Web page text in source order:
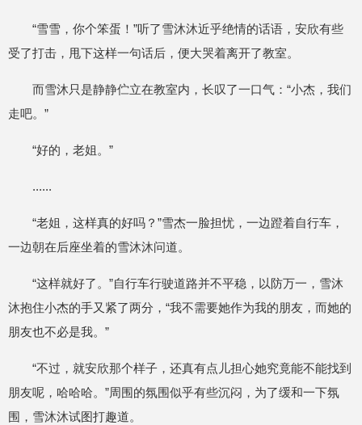
“雪雪，你个笨蛋！”听了雪沐沐近乎绝情的话语，安欣有些
受了打击，甩下这样一句话后，便大哭着离开了教室。
而雪沐只是静静伫立在教室内，长叹了一口气：“小杰，我们
走吧。”
“好的，老姐。”
......
“老姐，这样真的好吗？”雪杰一脸担忧，一边蹬着自行车，
一边朝在后座坐着的雪沐沐问道。
“这样就好了。”自行车行驶道路并不平稳，以防万一，雪沐
沐抱住小杰的手又紧了两分，“我不需要她作为我的朋友，而她的
朋友也不必是我。”
“不过，就安欣那个样子，还真有点儿担心她究竟能不能找到
朋友呢，哈哈哈。”周围的氛围似乎有些沉闷，为了缓和一下氛
围，雪沐沐试图打趣道。